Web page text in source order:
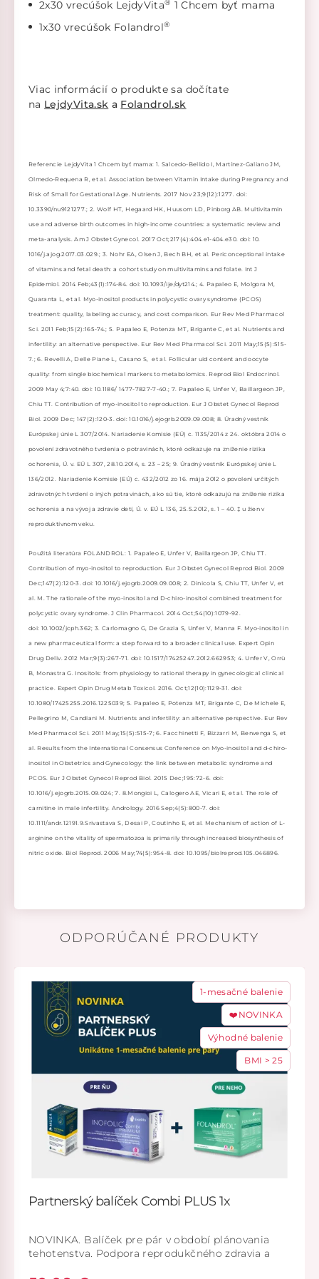
2x30 vrecúšok LejdyVita® 1 Chcem byť mama
1x30 vrecúšok Folandrol®
Viac informácií o produkte sa dočítate
na LejdyVita.sk a Folandrol.sk
Referencie LejdyVita 1 Chcem byť mama: 1. Salcedo-Bellido I, Martínez-Galiano JM,
Olmedo-Requena R, et al. Association between Vitamin Intake during Pregnancy and
Risk of Small for Gestational Age. Nutrients. 2017 Nov 23;9(12):1277. doi:
10.3390/nu9121277.; 2. Wolf HT, Hegaard HK, Huusom LD, Pinborg AB. Multivitamin
use and adverse birth outcomes in high-income countries: a systematic review and
meta-analysis. Am J Obstet Gynecol. 2017 Oct;217(4):404.e1-404.e30. doi: 10.
1016/j.ajog.2017.03.029.; 3. Nohr EA, Olsen J, Bech BH, et al. Periconceptional intake
of vitamins and fetal death: a cohort study on multivitamins and folate. Int J
Epidemiol. 2014 Feb;43(1):174-84. doi: 10.1093/ije/dyt214.; 4. Papaleo E, Molgora M,
Quaranta L, et al. Myo-inositol products in polycystic ovary syndrome (PCOS)
treatment: quality, labeling accuracy, and cost comparison. Eur Rev Med Pharmacol
Sci. 2011 Feb;15(2):165-74.; 5. Papaleo E, Potenza MT, Brigante C, et al. Nutrients and
infertility: an alternative perspective. Eur Rev Med Pharmacol Sci. 2011 May;15(5):515-
7.; 6. Revelli A, Delle Piane L, Casano S, et al. Follicular uid content and oocyte
quality: from single biochemical markers to metabolomics. Reprod Biol Endocrinol.
2009 May 4;7:40. doi: 10.1186/ 1477-7827-7-40.; 7. Papaleo E, Unfer V, Baillargeon JP,
Chiu TT. Contribution of myo-inositol to reproduction. Eur J Obstet Gynecol Reprod
Biol. 2009 Dec; 147(2):120-3. doi: 10.1016/j.ejogrb.2009.09.008; 8. Úradný vestník
Európskej únie L 307/2014. Nariadenie Komisie (EÚ) c. 1135/2014 z 24. októbra 2014 o
povolení zdravotného tvrdenia o potravinách, ktoré odkazuje na zníženie rizika
ochorenia, Ú. v. EÚ L 307, 28.10.2014, s. 23 – 25; 9. Úradný vestník Európskej únie L
136/2012. Nariadenie Komisie (EÚ) c. 432/2012 zo 16. mája 2012 o povolení určitých
zdravotných tvrdení o iných potravinách, ako sú tie, ktoré odkazujú na zníženie rizika
ochorenia a na vývoj a zdravie detí, Ú. v. EÚ L 136, 25.5.2012, s. 1 – 40. ‡ u žien v
reproduktívnom veku.
Použitá literatúra FOLANDROL: 1. Papaleo E, Unfer V, Baillargeon JP, Chiu TT.
Contribution of myo-inositol to reproduction. Eur J Obstet Gynecol Reprod Biol. 2009
Dec;147(2):120-3. doi: 10.1016/j.ejogrb.2009.09.008; 2. Dinicola S, Chiu TT, Unfer V, et
al. M. The rationale of the myo-inositol and D-chiro-inositol combined treatment for
polycystic ovary syndrome. J Clin Pharmacol. 2014 Oct;54(10):1079-92.
doi: 10.1002/jcph.362; 3. Carlomagno G, De Grazia S, Unfer V, Manna F. Myo-inositol in
a new pharmaceutical form: a step forward to a broader clinical use. Expert Opin
Drug Deliv. 2012 Mar;9(3):267-71. doi: 10.1517/17425247.2012.662953; 4. Unfer V, Orrù
B, Monastra G. Inositols: from physiology to rational therapy in gynecological clinical
practice. Expert Opin Drug Metab Toxicol. 2016. Oct;12(10):1129-31. doi:
10.1080/17425255.2016.1225039; 5. Papaleo E, Potenza MT, Brigante C, De Michele E,
Pellegrino M, Candiani M. Nutrients and infertility: an alternative perspective. Eur Rev
Med Pharmacol Sci. 2011 May;15(5):515-7; 6. Facchinetti F, Bizzarri M, Benvenga S, et
al. Results from the International Consensus Conference on Myo-inositol and d-chiro-
inositol in Obstetrics and Gynecology: the link between metabolic syndrome and
PCOS. Eur J Obstet Gynecol Reprod Biol. 2015 Dec;195:72-6. doi:
10.1016/j.ejogrb.2015.09.024; 7. 8.Mongioi L, Calogero AE, Vicari E, et al. The role of
carnitine in male infertility. Andrology. 2016 Sep;4(5):800-7. doi:
10.1111/andr.12191.9.Srivastava S, Desai P, Coutinho E, et al. Mechanism of action of L-
arginine on the vitality of spermatozoa is primarily through increased biosynthesis of
nitric oxide. Biol Reprod. 2006 May;74(5):954-8. doi: 10.1095/biolreprod.105.046896.
ODPORÚČANÉ PRODUKTY
1-mesačné balenie
❤️NOVINKA
Výhodné balenie
BMI > 25
Partnerský balíček Combi PLUS 1x
NOVINKA. Balíček pre pár v období plánovania
tehotenstva. Podpora reprodukčného zdravia a